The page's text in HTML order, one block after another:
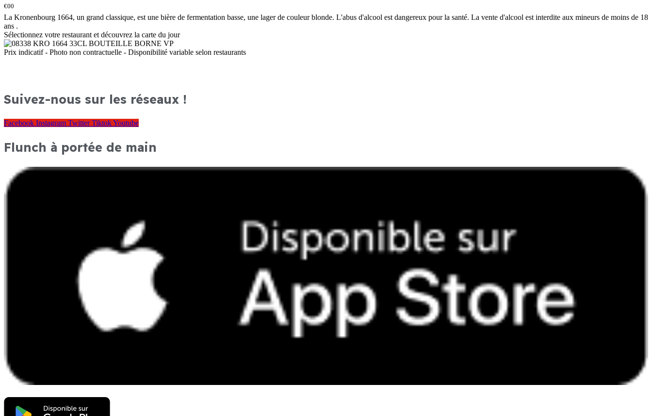
€00
La Kronenbourg 1664, un grand classique, est une bière de fermentation basse, une lager de couleur blonde. L'abus d'alcool est dangereux pour la santé. La vente d'alcool est interdite aux mineurs de moins de 18
ans .
Sélectionnez votre restaurant et découvrez la carte du jour
Prix indicatif - Photo non contractuelle - Disponibilité variable selon restaurants
Suivez-nous sur les réseaux !
Facebook Instagram Twitter TiktokYoutube
Flunch à portée de main